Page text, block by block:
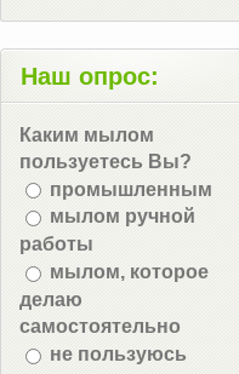
Наш опрос:
Каким мылом
пользуетесь Вы?
промышленным
мылом ручной
работы
мылом, которое
делаю
самостоятельно
не пользуюсь